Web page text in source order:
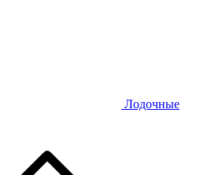
Лодочные